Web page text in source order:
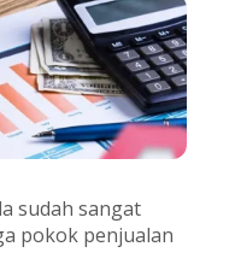
sudah sangat
pokok penjualan